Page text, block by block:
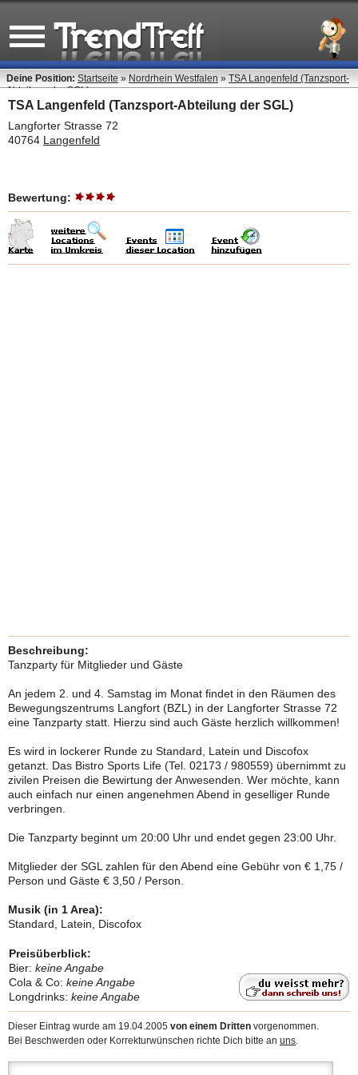
Deine Position: Startseite » Nordrhein Westfalen » TSA Langenfeld (Tanzsport-
Abteilung der SGL)
TSA Langenfeld (Tanzsport-Abteilung der SGL)
Langforter Strasse 72
40764 Langenfeld
Bewertung:
Beschreibung:
Tanzparty für Mitglieder und Gäste
An jedem 2. und 4. Samstag im Monat findet in den Räumen des
Bewegungszentrums Langfort (BZL) in der Langforter Strasse 72
eine Tanzparty statt. Hierzu sind auch Gäste herzlich willkommen!
Es wird in lockerer Runde zu Standard, Latein und Discofox
getanzt. Das Bistro Sports Life (Tel. 02173 / 980559) übernimmt zu
zivilen Preisen die Bewirtung der Anwesenden. Wer möchte, kann
auch einfach nur einen angenehmen Abend in geselliger Runde
verbringen.
Die Tanzparty beginnt um 20:00 Uhr und endet gegen 23:00 Uhr.
Mitglieder der SGL zahlen für den Abend eine Gebühr von € 1,75 /
Person und Gäste € 3,50 / Person.
Musik (in 1 Area):
Standard, Latein, Discofox
Preisüberblick:
Bier: keine Angabe
Cola & Co: keine Angabe
Longdrinks: keine Angabe
Dieser Eintrag wurde am 19.04.2005 von einem Dritten vorgenommen.
Bei Beschwerden oder Korrekturwünschen richte Dich bitte an uns.